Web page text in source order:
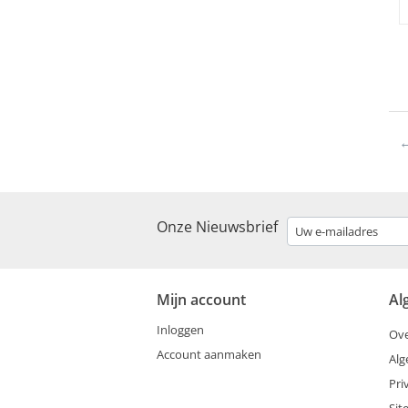
Onze Nieuwsbrief
Mijn account
Inloggen
Account aanmaken